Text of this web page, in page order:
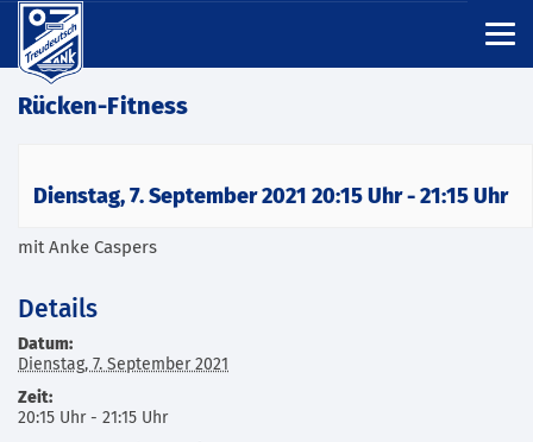
Rücken-Fitness
Dienstag, 7. September 2021 20:15 Uhr- 21:15 Uhr
mit Anke Caspers
Details
Datum:
Dienstag, 7. September 2021
Zeit:
20:15 Uhr - 21:15 Uhr